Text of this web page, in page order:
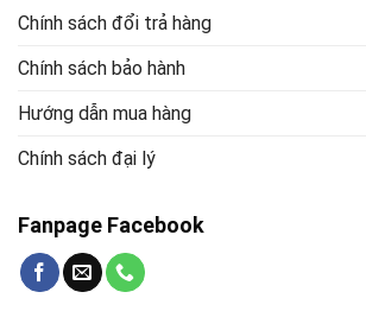
Chính sách đổi trả hàng
Chính sách bảo hành
Hướng dẫn mua hàng
Chính sách đại lý
Fanpage Facebook